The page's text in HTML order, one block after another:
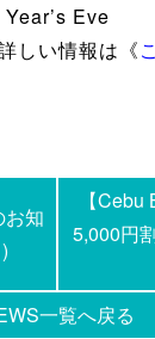
Eve
しい情報は《
お知
一覧へ戻る
【Cebu
5,000円